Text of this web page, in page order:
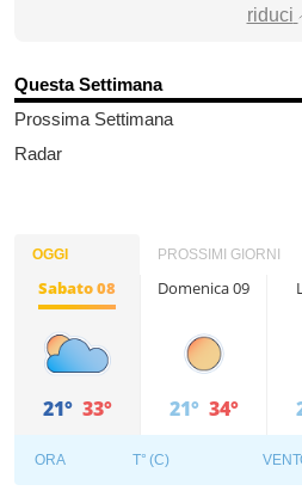
riduci
Questa Settimana
Prossima Settimana
Radar
OGGI PROSSIMI GIORNI
Sabato 08
21° 33°
Domenica 09
21° 34°
ORA T° (C)